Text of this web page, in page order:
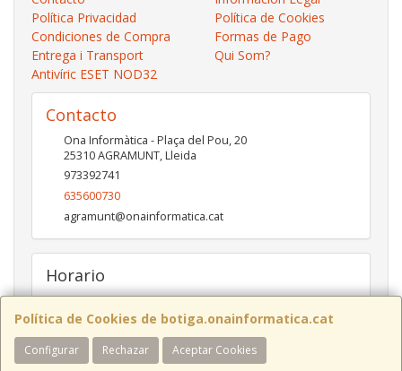
Política de Cookies de botiga.onainformatica.cat
Configurar Rechazar Aceptar Cookies
Política Privacidad
Política de Cookies
Condiciones de Compra
Formas de Pago
Entrega i Transport
Qui Som?
Antivíric ESET NOD32
Contacto
Ona Informàtica - Plaça del Pou, 20
25310AGRAMUNT,Lleida
973392741
635600730
agramunt@onainformatica.cat
Horario
De 9h a 13:15h i de 15:45h a 19:45h de dilluns a divendres.
Dissabtes de De 9:30h a 13:30h